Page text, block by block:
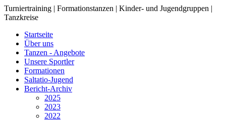
Turniertraining | Formationstanzen | Kinder- und Jugendgruppen |
Tanzkreise
Startseite
Über uns
Tanzen - Angebote
Unsere Sportler
Formationen
Saltatio-Jugend
Bericht-Archiv
2025
2023
2022